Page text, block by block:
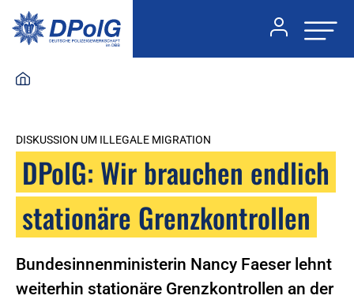
DISKUSSION UM ILLEGALE MIGRATION
DPolG: Wir brauchen endlich
stationäre Grenzkontrollen
Bundesinnenministerin Nancy Faeser lehnt
weiterhin stationäre Grenzkontrollen an der